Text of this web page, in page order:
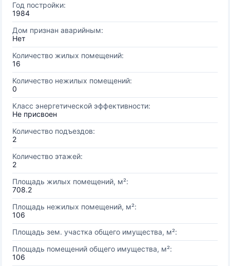
Год постройки:
1984
Дом признан аварийным:
Нет
Количество жилых помещений:
16
Количество нежилых помещений:
0
Класс энергетической эффективности:
Не присвоен
Количество подъездов:
2
Количество этажей:
2
Площадь жилых помещений, м²:
708.2
Площадь нежилых помещений, м²:
106
Площадь зем. участка общего имущества, м²:
Площадь помещений общего имущества, м²:
106